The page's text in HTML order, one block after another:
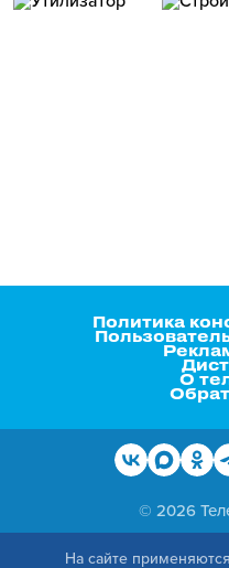
Политика
О
© 2026
На сайте применяются